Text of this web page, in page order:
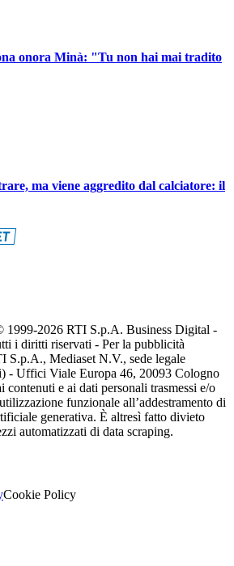
onora Minà: "Tu non hai mai tradito
ma viene aggredito dal calciatore: il
1999-2026 RTI S.p.A. Business Digital -
i diritti riservati - Per la pubblicità
S.p.A., Mediaset N.V., sede legale
- Uffici Viale Europa 46, 20093 Cologno
contenuti e ai dati personali trasmessi e/o
funzionale all’addestramento di
generativa. È altresì fatto divieto
automatizzati di data scraping.
Cookie Policy